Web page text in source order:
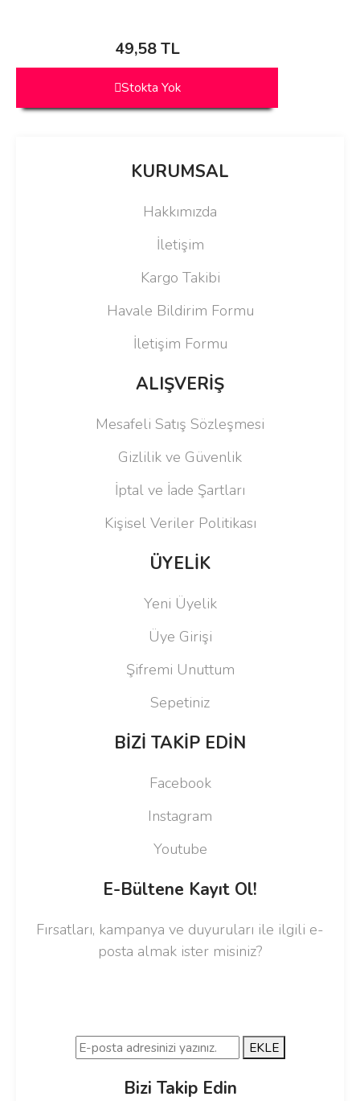
49,58 TL
Stokta Yok
KURUMSAL
Hakkımızda
İletişim
Kargo Takibi
Havale Bildirim Formu
İletişim Formu
ALIŞVERİŞ
Mesafeli Satış Sözleşmesi
Gizlilik ve Güvenlik
İptal ve İade Şartları
Kişisel Veriler Politikası
ÜYELİK
Yeni Üyelik
Üye Girişi
Şifremi Unuttum
Sepetiniz
BİZİ TAKİP EDİN
Facebook
Instagram
Youtube
E-Bültene Kayıt Ol!
Fırsatları, kampanya ve duyuruları ile ilgili e-
posta almak ister misiniz?
EKLE
Bizi Takip Edin